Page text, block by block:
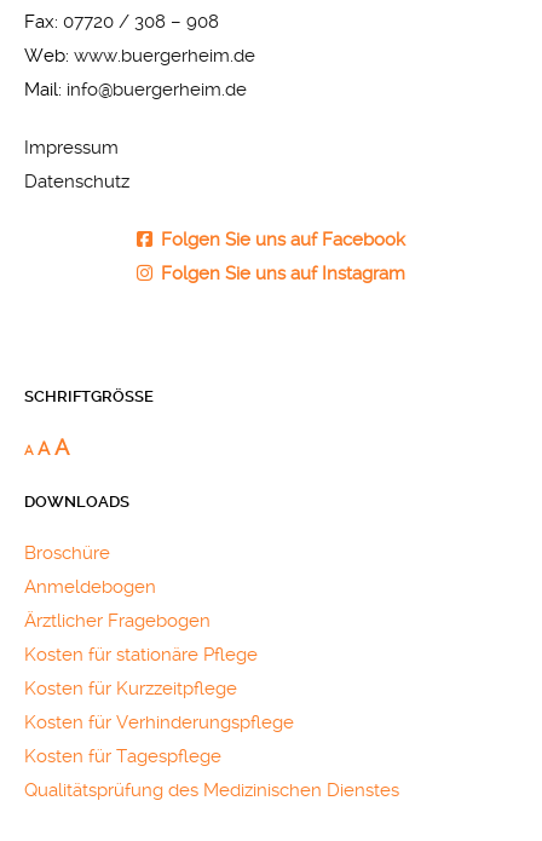
Fax: 07720 / 308 – 908
Web: www.buergerheim.de
Mail: info@buergerheim.de
Impressum
Datenschutz
Folgen Sie uns auf Facebook
Folgen Sie uns auf Instagram
SCHRIFTGRÖSSE
A A A
DOWNLOADS
Broschüre
Anmeldebogen
Ärztlicher Fragebogen
Kosten für stationäre Pflege
Kosten für Kurzzeitpflege
Kosten für Verhinderungspflege
Kosten für Tagespflege
Qualitätsprüfung des Medizinischen Dienstes